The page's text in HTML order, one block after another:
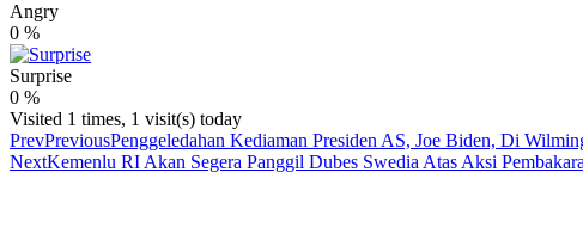
Angry
0 %
Surprise
0 %
Visited 1 times, 1 visit(s) today
PrevPreviousPenggeledahan Kediaman Presiden AS, Joe Biden, Di
NextKemenlu RI Akan Segera Panggil Dubes Swedia Atas Aksi